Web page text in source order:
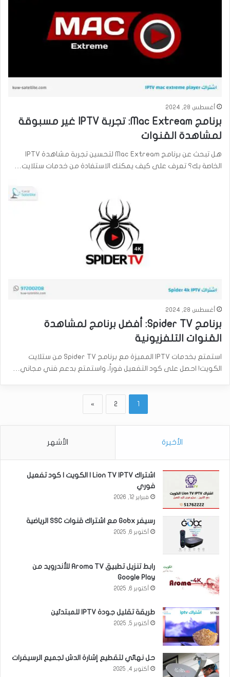
أغسطس 28, 2024
برنامج Mac Extream: تجربة IPTV غير مسبوقة
لمشاهدة القنوات
هل تبحث عن برنامج Mac Extream لتحسين تجربة مشاهدة IPTV
الخاصة بك؟ تعرف على كيف يمكنك الاستفادة من خدمات ستلايت…
أغسطس 28, 2024
برنامج Spider TV: أفضل برنامج لمشاهدة
القنوات التلفزيونية
استمتع بخدمات IPTV المميزة مع برنامج Spider TV من ستلايت
الكويت! احصل على كود التفعيل فوراً، واستمتع بدعم فني مجاني…
1
2
»
الأخيرة الأشهر
اشتراك Lion TV IPTV | الكويت | كود تفعيل
فوري
فبراير 12, 2026
رسيفر Gobx مع اشتراك قنوات SSC الرياضية
أكتوبر 6, 2025
رابط تنزيل تطبيق Aroma TV للأندرويد من
Google Play
أكتوبر 6, 2025
طريقة تقليل جودة IPTV للمبتدئين
أكتوبر 5, 2025
حل نهائي لتقطيع إشارة الدش لجميع الرسيفرات
أكتوبر 4, 2025